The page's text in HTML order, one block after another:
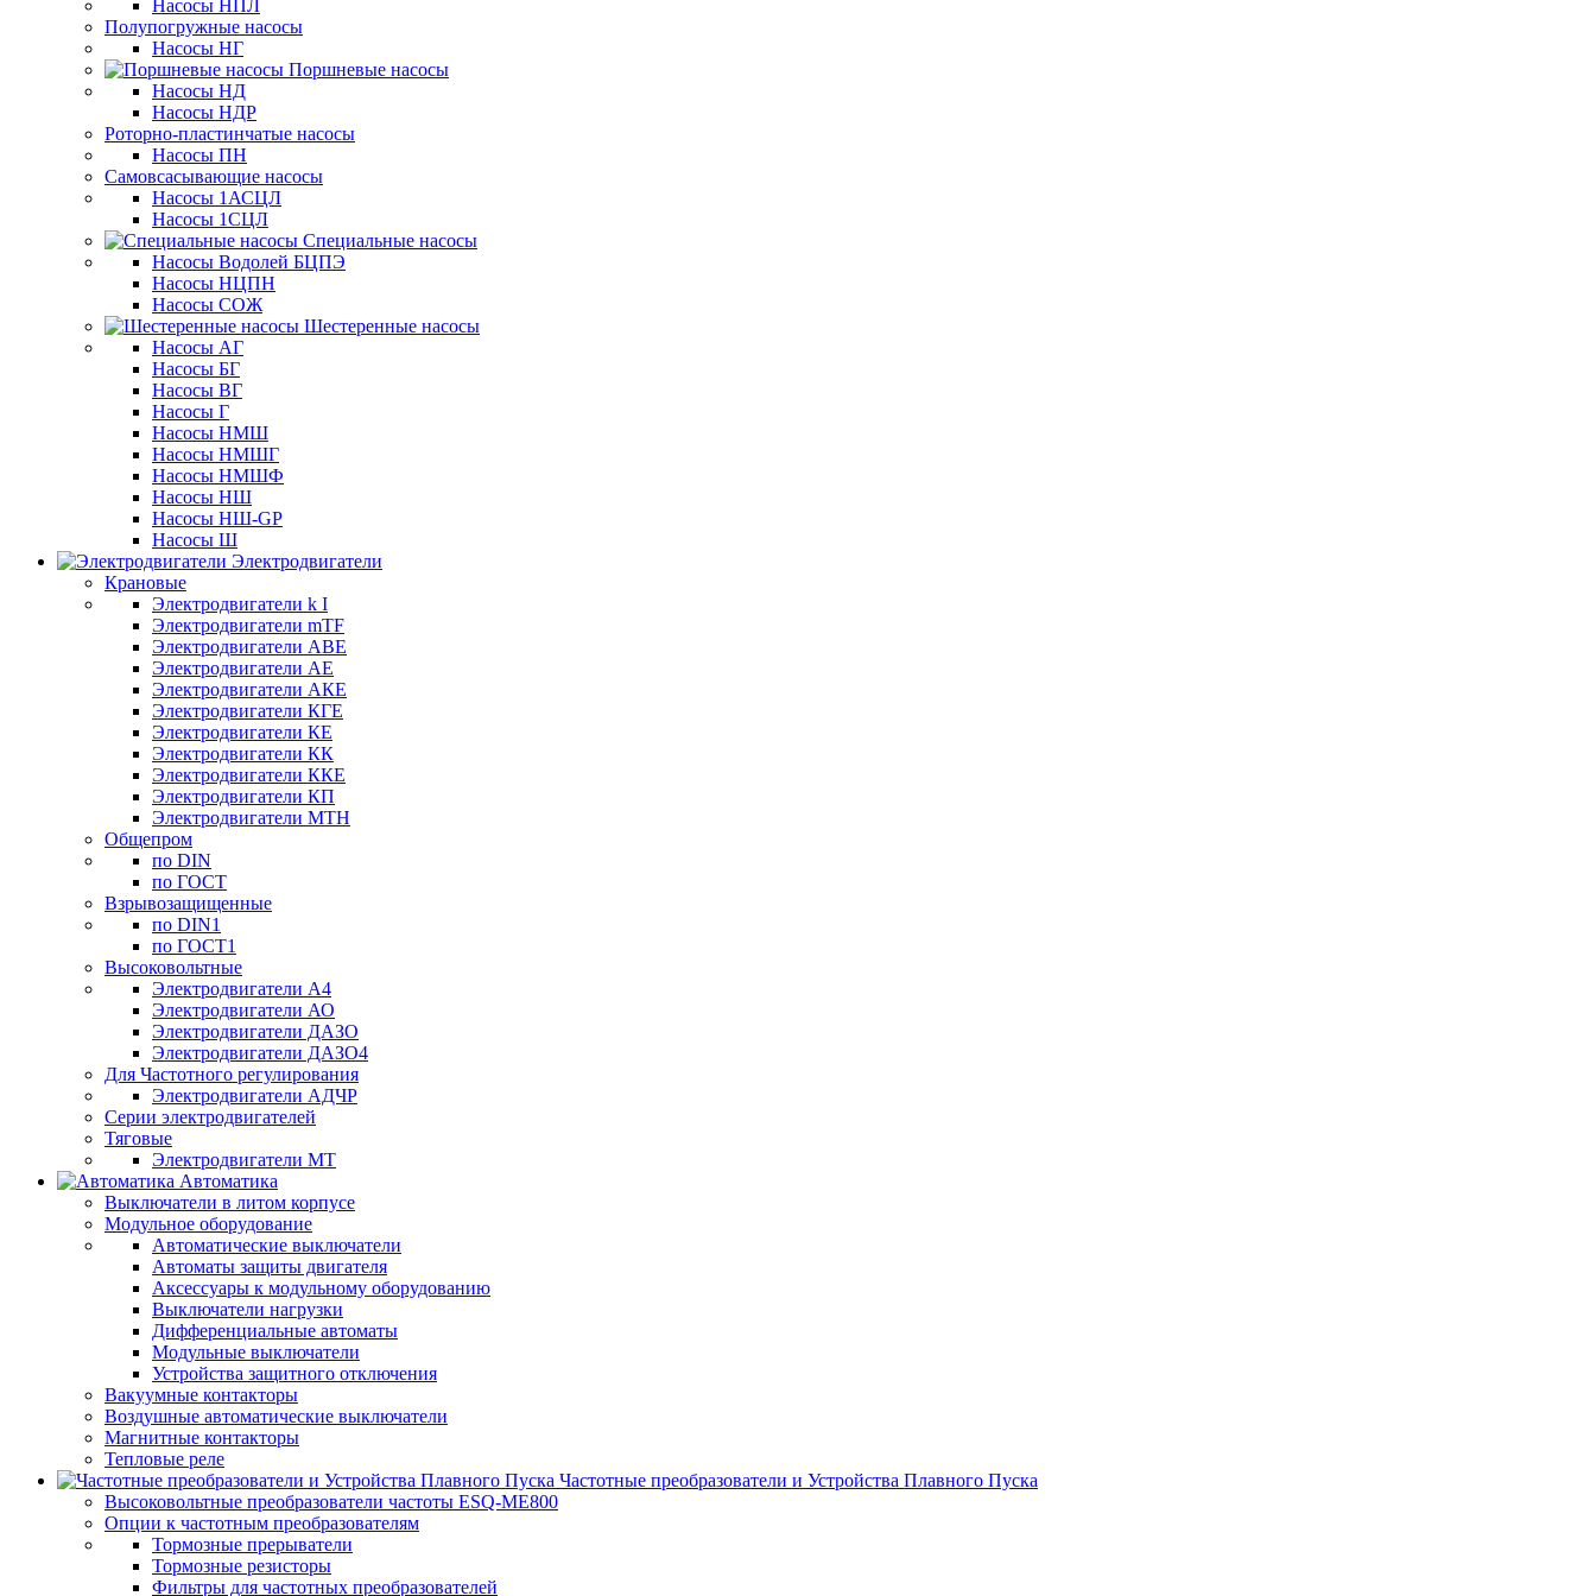
Насосы НПЛ
Полупогружные насосы
Насосы НГ
Поршневые насосы
Насосы НД
Насосы НДР
Роторно-пластинчатые насосы
Насосы ПН
Самовсасывающие насосы
Насосы 1АСЦЛ
Насосы 1СЦЛ
Специальные насосы
Насосы Водолей БЦПЭ
Насосы НЦПН
Насосы СОЖ
Шестеренные насосы
Насосы АГ
Насосы БГ
Насосы ВГ
Насосы Г
Насосы НМШ
Насосы НМШГ
Насосы НМШФ
Насосы НШ
Насосы НШ-GP
Насосы Ш
Электродвигатели
Крановые
Электродвигатели k I
Электродвигатели mTF
Электродвигатели АВЕ
Электродвигатели АЕ
Электродвигатели АКЕ
Электродвигатели КГЕ
Электродвигатели КЕ
Электродвигатели КК
Электродвигатели ККЕ
Электродвигатели КП
Электродвигатели МТН
Общепром
по DIN
по ГОСТ
Взрывозащищенные
по DIN1
по ГОСТ1
Высоковольтные
Электродвигатели А4
Электродвигатели АО
Электродвигатели ДАЗО
Электродвигатели ДАЗО4
Для Частотного регулирования
Электродвигатели АДЧР
Серии электродвигателей
Тяговые
Электродвигатели МТ
Автоматика
Выключатели в литом корпусе
Модульное оборудование
Автоматические выключатели
Автоматы защиты двигателя
Аксессуары к модульному оборудованию
Выключатели нагрузки
Дифференциальные автоматы
Модульные выключатели
Устройства защитного отключения
Вакуумные контакторы
Воздушные автоматические выключатели
Магнитные контакторы
Тепловые реле
Частотные преобразователи и Устройства Плавного Пуска
Высоковольтные преобразователи частоты ESQ-ME800
Опции к частотным преобразователям
Тормозные прерыватели
Тормозные резисторы
Фильтры для частотных преобразователей